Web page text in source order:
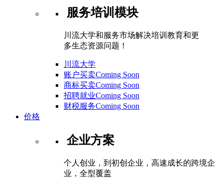
服务培训模块
川流大学和服务市场解决培训教育和更
多生态资源问题！
川流大学
账户买卖Coming Soon
商标买卖Coming Soon
招聘就业Coming Soon
财税服务Coming Soon
价格
企业方案
个人创业，到初创企业，高速成长的跨境企
业，全型覆盖